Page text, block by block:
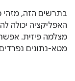
בתרשים הזה, מזהי
האפליקציה יכולה
מצלמה פיזית.
מטא-נתונים